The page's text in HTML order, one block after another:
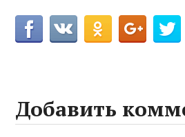
Добавить